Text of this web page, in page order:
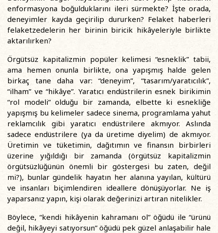
enformasyona boğulduklarını ileri sürmekte? İşte orada,
deneyimler kayda geçirilip dururken? Felaket haberleri
felaketzedelerin her birinin biricik hikâyeleriyle birlikte
aktarılırken?
Örgütsüz kapitalizmin popüler kelimesi “esneklik” tabii,
ama hemen onunla birlikte, ona yapışmış halde gelen
birkaç tane daha var: “deneyim”, “tasarım/yaratıcılık”,
“ilham” ve “hikâye”. Yaratıcı endüstrilerin esnek birikimin
“rol modeli” olduğu bir zamanda, elbette ki esnekliğe
yapışmış bu kelimeler sadece sinema, programlama yahut
reklamcılık gibi yaratıcı endüstrilere akmıyor. Aslında
sadece endüstrilere (ya da üretime diyelim) de akmıyor.
Üretimin ve tüketimin, dağıtımın ve finansın birbirleri
üzerine yığıldığı bir zamanda (örgütsüz kapitalizmin
örgütsüzlüğünün önemli bir göstergesi bu zaten, değil
mi?), bunlar gündelik hayatın her alanına yayılan, kültürü
ve insanları biçimlendiren ideallere dönüşüyorlar. Ne iş
yaparsanız yapın, kişi olarak değerinizi artıran nitelikler.
Böylece, “kendi hikâyenin kahramanı ol” öğüdü ile “ürünü
değil, hikâyeyi satıyorsun” öğüdü pek güzel anlaşabilir hale